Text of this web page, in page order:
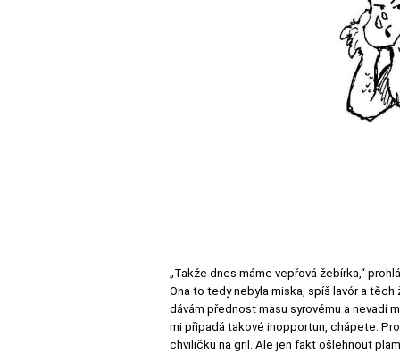
„Takže dnes máme vepřová žebírka,“
Ona to tedy nebyla miska, spíš lavór a
dávám přednost masu syrovému a nevadí
mi připadá takové inopportun, chápete.
chviličku na gril. Ale jen fakt ošlehnout